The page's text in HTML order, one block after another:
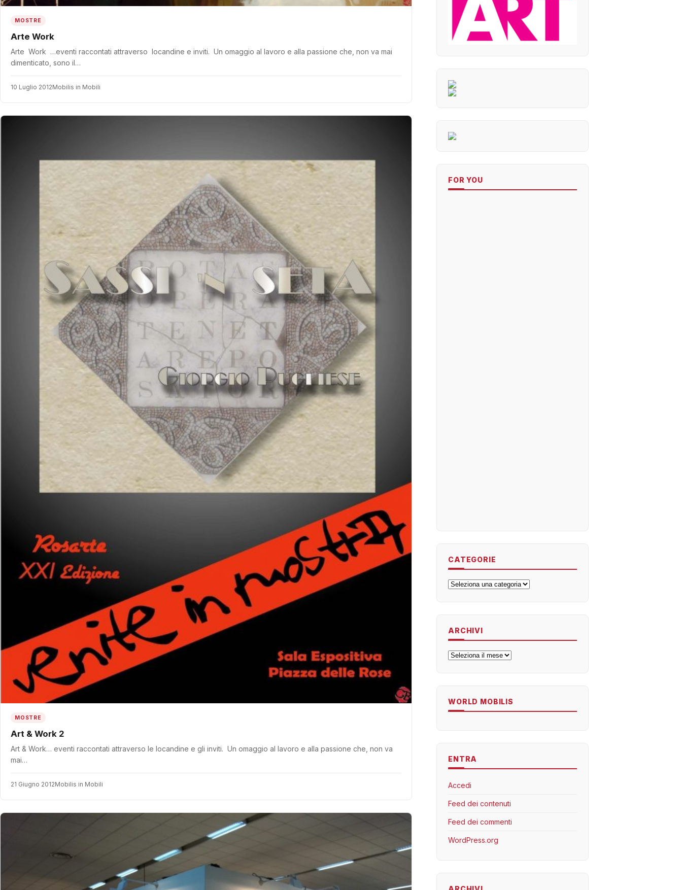
MOSTRE
Arte Work
Arte Work …eventi raccontati attraverso locandine e inviti. Un omaggio al lavoro e alla passione che, non va mai
dimenticato, sono il…
10 Luglio 2012Mobilis in Mobili
MOSTRE
Art & Work 2
Art & Work… eventi raccontati attraverso le locandine e gli inviti. Un omaggio al lavoro e alla passione che, non va
mai…
21 Giugno 2012Mobilis in Mobili
FOR YOU
CATEGORIE
Categorie
ARCHIVI
Archivi
WORLD MOBILIS
ENTRA
Accedi
Feed dei contenuti
Feed dei commenti
WordPress.org